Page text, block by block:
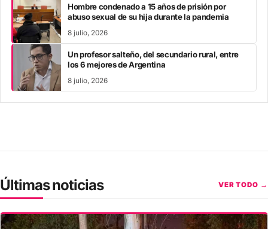
Hombre condenado a 15 años de prisión por
abuso sexual de su hija durante la pandemia
8 julio, 2026
Un profesor salteño, del secundario rural, entre
los 6 mejores de Argentina
8 julio, 2026
Últimas noticias VER TODO →